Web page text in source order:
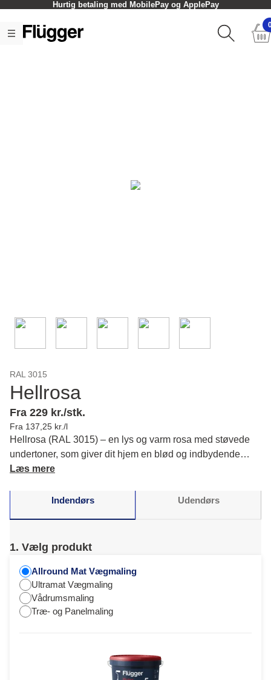
Hurtig betaling med MobilePay og ApplePay
RAL 3015
Hellrosa
Fra 229 kr./stk.
Fra 137,25 kr./l
Hellrosa (RAL 3015) – en lys og varm rosa med støvede
undertoner, som giver dit hjem en blød og indbydende
atmosfære i alle rum. Giv dine vægge et personligt udtryk.
Læs mere
Indendørs Udendørs
1. Vælg produkt
Allround Mat Vægmaling
Ultramat Vægmaling
Vådrumsmaling
Træ- og Panelmaling